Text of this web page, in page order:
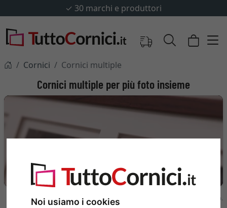
Noi usiamo i cookies
✓ 30 marchi e produttori
Cornici Cornici multiple
Cornici multiple per più foto insieme
CORNICI MULTIPLE
Cornici multiple composta da più cornici.
Le cornici per foto mostrate nel video si trovano più in basso nel testo.